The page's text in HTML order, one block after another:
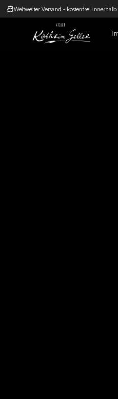
Weltweiter Versand - kostenfrei innerhalb